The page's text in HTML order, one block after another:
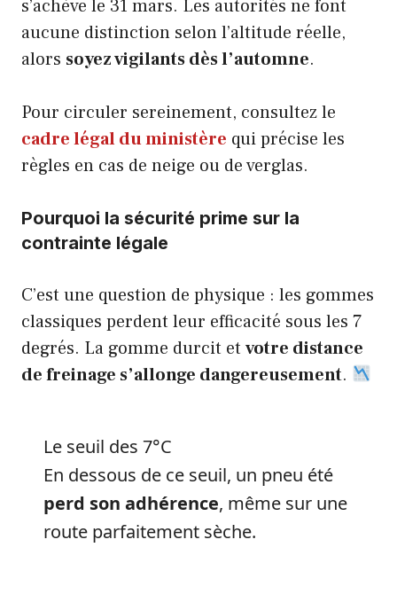
s’achève le 31 mars. Les autorités ne font
aucune distinction selon l’altitude réelle,
alors soyez vigilants dès l’automne.
Pour circuler sereinement, consultez le
cadre légal du ministère qui précise les
règles en cas de neige ou de verglas.
Pourquoi la sécurité prime sur la
contrainte légale
C’est une question de physique : les gommes
classiques perdent leur efficacité sous les 7
degrés. La gomme durcit et votre distance
de freinage s’allonge dangereusement.
Le seuil des 7°C
En dessous de ce seuil, un pneu été
perd son adhérence, même sur une
route parfaitement sèche.